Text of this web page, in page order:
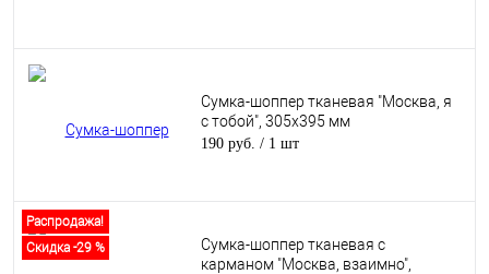
Сумка-шоппер тканевая "Москва, я
с тобой", 305х395 мм
190 руб. / 1 шт
Распродажа!
Скидка -29 %
Сумка-шоппер тканевая с
карманом "Москва, взаимно",